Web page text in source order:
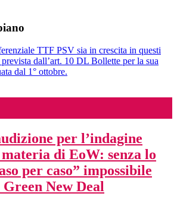
TTF PSV sia in crescita in questi
dall’art. 10 DL Bollette per la sua
dal 1° ottobre.
per l’indagine
di EoW: senza lo
per caso” impossibile
New Deal